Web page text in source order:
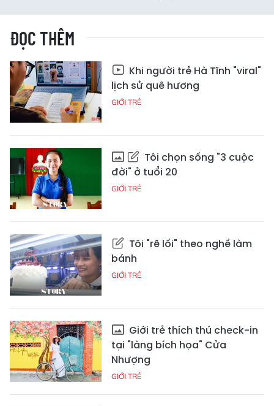
ĐỌC THÊM
Khi người trẻ Hà Tĩnh "viral"
lịch sử quê hương
GIỚI TRẺ
Tôi chọn sống "3 cuộc
đời" ở tuổi 20
GIỚI TRẺ
Tôi "rẽ lối" theo nghề làm
bánh
GIỚI TRẺ
Giới trẻ thích thú check-in
tại "làng bích họa" Cửa
Nhượng
GIỚI TRẺ